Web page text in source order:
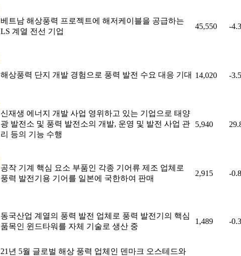
베트남 해상풍력 프로젝트에 해저케이블을 공급하는
LS 계열 전선 기업
45,550 -
해상풍력 단지 개발 경험으로 풍력 발전 수요 대응 기대 14,020 -
신재생 에너지 개발 사업 영위하고 있는 기업으로 태양
광 발전소 및 풍력 발전소의 개발, 운영 및 발전 사업 관
리 등의 기능 수행
5,940
공작 기계 핵심 요소 부품인 각종 기어류 제조 업체로
풍력 발전기용 기어를 일본에 국한하여 판매
2,915 -
동국산업 계열의 풍력 발전 업체로 풍력 발전기의 핵심
품목인 윈드타워를 자체 기술로 생산 중
1,489 -
21년 5월 글로벌 해상 풍력 업체인 덴마크 오스테드와